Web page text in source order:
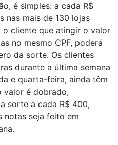
é simples: a cada R$
nas mais de 130 lojas
cliente que atingir o valor
no mesmo CPF, poderá
da sorte. Os clientes
durante a última semana
e quarta-feira, ainda têm
valor é dobrado,
sorte a cada R$ 400,
notas seja feito em